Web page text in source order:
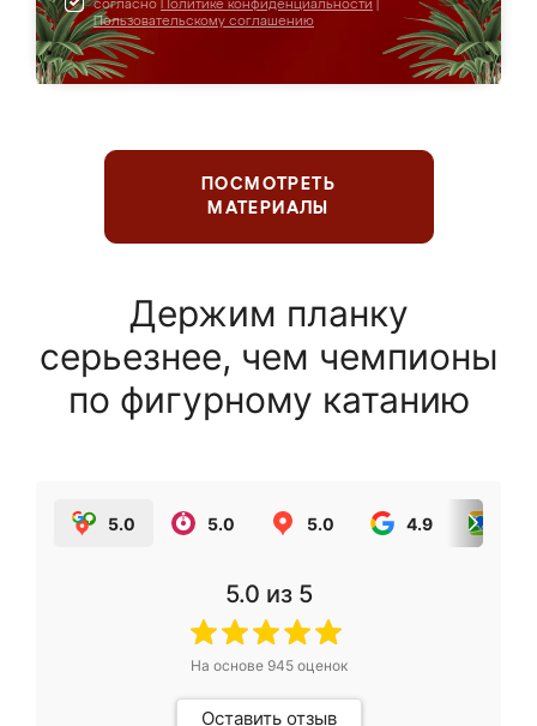
согласно Политике конфиденциальности
Пользовательскому соглашению
ПОСМОТРЕТЬ
МАТЕРИАЛЫ
Держим планку
серьезнее, чем чемпионы
по фигурному катанию
5.0 5.0 5.0 4.9
5.0 из 5
На основе 945оценок
Оставить отзыв